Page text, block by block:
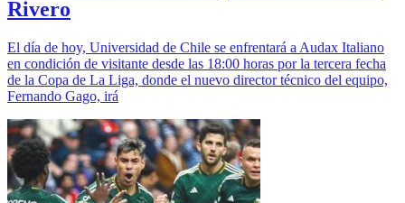
Rivero
El día de hoy, Universidad de Chile se enfrentará a Audax Italiano
en condición de visitante desde las 18:00 horas por la tercera fecha
de la Copa de La Liga, donde el nuevo director técnico del equipo,
Fernando Gago, irá